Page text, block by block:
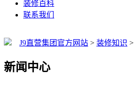
装修百科
联系我们
J9直营集团官方网站 > 装修知识 >
新闻中心